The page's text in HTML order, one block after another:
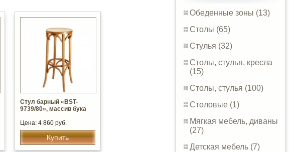
Обеденные зоны (13)
Столы (65)
Стулья (32)
Столы, стулья, кресла
(15)
Столы, стулья (100)
Столовые (1)
Мягкая мебель, диваны
(27)
Детская мебель (7)
Стул барный «BST-
9739/80», массив бука
Цена: 4 860 руб.
Купить